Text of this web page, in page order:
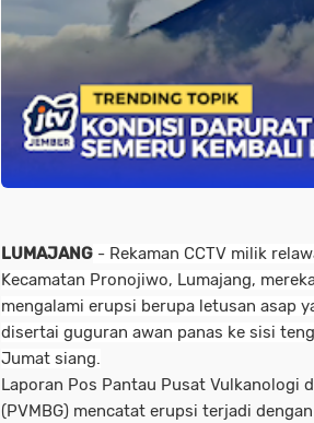
LUMAJANG - Rekaman CCTV milik
Kecamatan Pronojiwo, Lumajang,
mengalami erupsi berupa letusan asap
disertai guguran awan panas ke sisi
Jumat siang.
Laporan Pos Pantau Pusat Vulkanologi
(PVMBG) mencatat erupsi terjadi